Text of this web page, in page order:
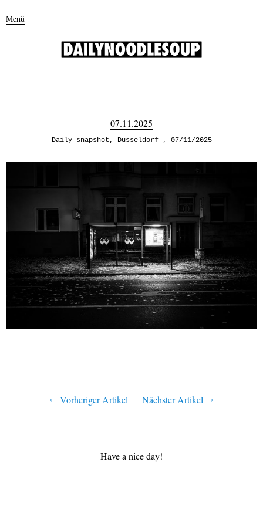
Menü
07.11.2025
Daily snapshot, Düsseldorf 07/11/2025
Vorheriger Artikel Nächster Artikel
Have a nice day!